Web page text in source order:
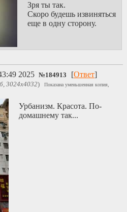
Зря ты так.
Скоро будешь извиняться
еще в одну сторону.
2025 №184913 [Ответ]
3024x4032)
Показана уменьшенная копия,
Урбанизм. Красота. По-
домашнему так...